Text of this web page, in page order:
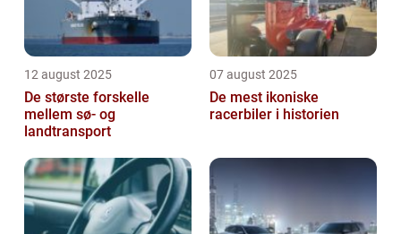
12 august 2025
De største forskelle
mellem sø- og
landtransport
07 august 2025
De mest ikoniske
racerbiler i historien